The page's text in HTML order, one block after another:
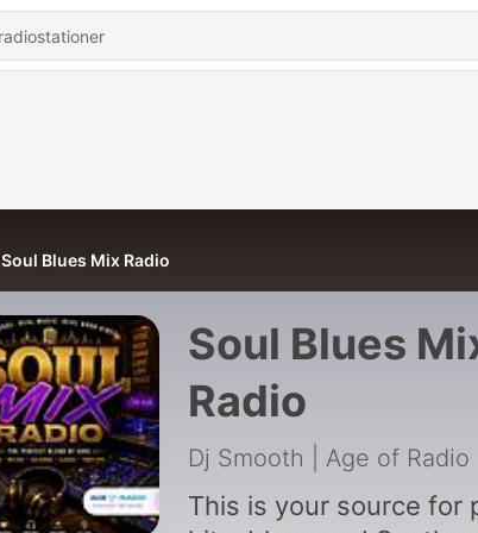
Soul Blues Mix Radio
Soul Blues
Radio
Dj Smooth | Age of Radio
This is your source for